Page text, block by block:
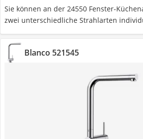
Sie können an der 24550 Fenster-
zwei unterschiedliche Strahlarten
Blanco 521545